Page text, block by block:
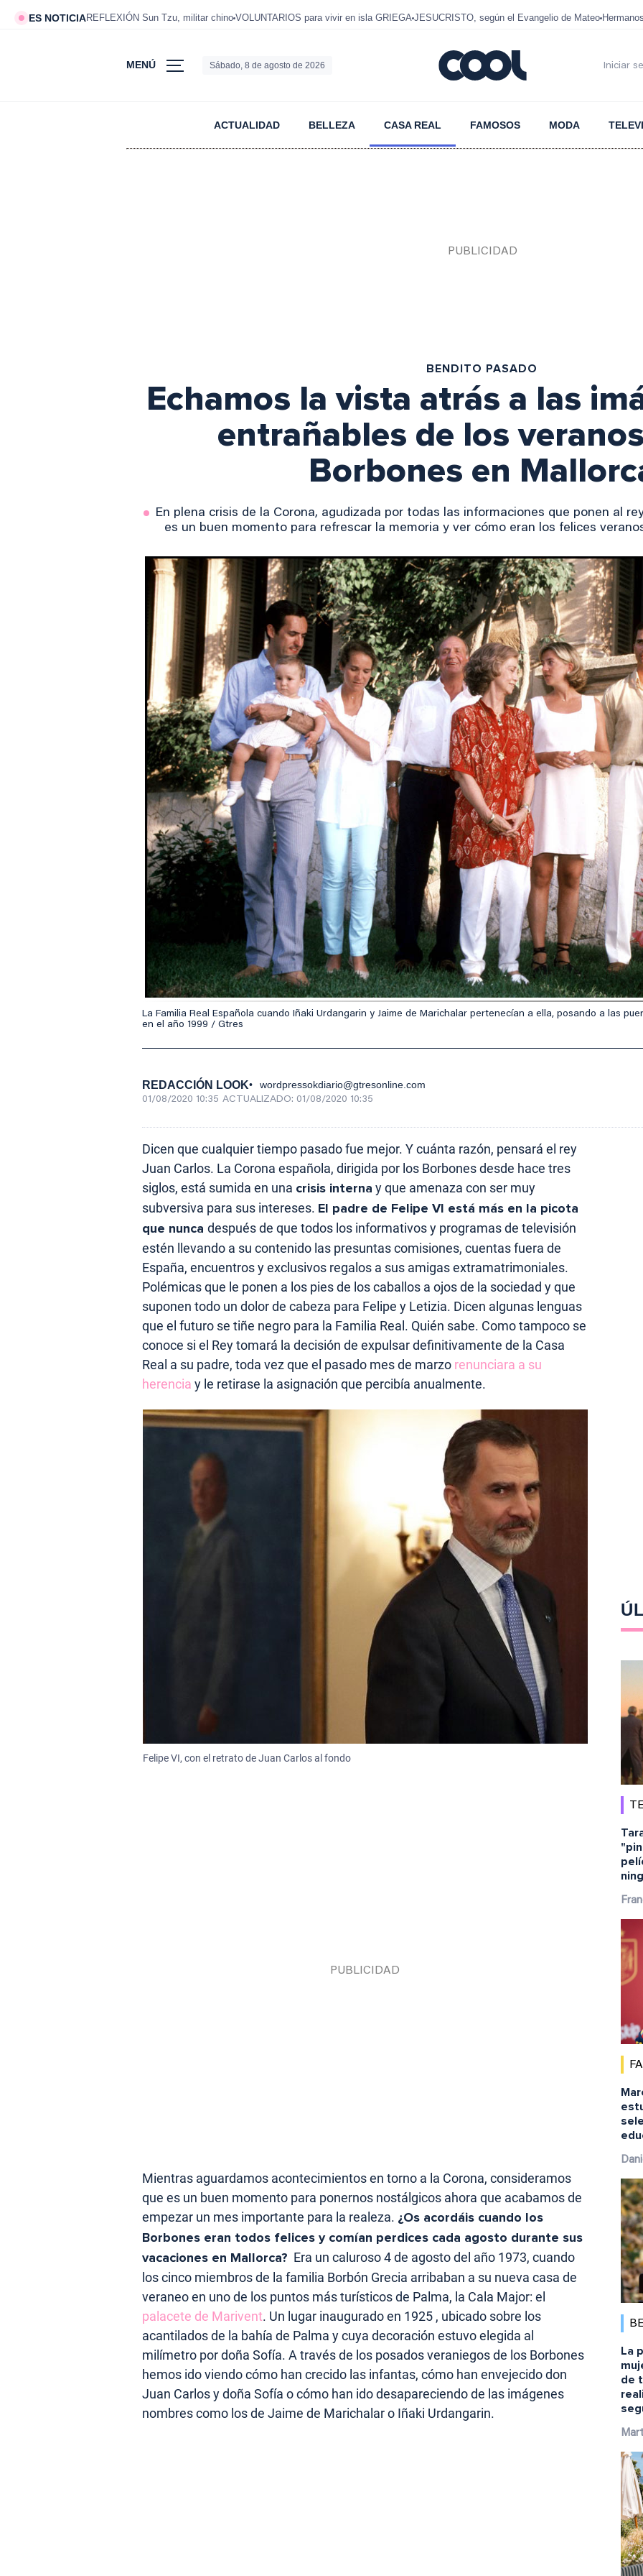
ES NOTICIAREFLEXIÓN Sun Tzu, militar chino VOLUNTARIOS para vivir en isla GRIEGA JESUCRISTO, según el Evangelio de Mateo
MENÚ Sábado, 8 de agosto de 2026 Iniciar
ACTUALIDAD BELLEZA CASA REAL FAMOSOS MODA
BENDITO PASADO
Echamos la vista atrás a las
entrañables de los
Borbones en
En plena crisis de la Corona, agudizada por todas las informaciones que ponen al
es un buen momento para refrescar la memoria y ver cómo eran los felices
La Familia Real Española cuando Iñaki Urdangarin y Jaime de Marichalar pertenecían a ella, posando a las
en el año 1999 / Gtres
REDACCIÓN LOOK wordpressokdiario@gtresonline.com
01/08/2020 10:35 ACTUALIZADO: 01/08/2020 10:35
Dicen que cualquier tiempo pasado fue mejor. Y cuánta razón, pensará el rey
Juan Carlos. La Corona española, dirigida por los Borbones desde hace tres
siglos, está sumida en una crisis interna y que amenaza con ser muy
subversiva para sus intereses. El padre de Felipe VI está más en la picota
que nunca después de que todos los informativos y programas de televisión
estén llevando a su contenido las presuntas comisiones, cuentas fuera de
España, encuentros y exclusivos regalos a sus amigas extramatrimoniales.
Polémicas que le ponen a los pies de los caballos a ojos de la sociedad y que
suponen todo un dolor de cabeza para Felipe y Letizia. Dicen algunas lenguas
que el futuro se tiñe negro para la Familia Real. Quién sabe. Como tampoco se
conoce si el Rey tomará la decisión de expulsar definitivamente de la Casa
Real a su padre, toda vez que el pasado mes de marzo renunciara a su
herencia y le retirase la asignación que percibía anualmente.
Felipe VI, con el retrato de Juan Carlos al fondo
Mientras aguardamos acontecimientos en torno a la Corona, consideramos
que es un buen momento para ponernos nostálgicos ahora que acabamos de
empezar un mes importante para la realeza. ¿Os acordáis cuando los
Borbones eran todos felices y comían perdices cada agosto durante sus
vacaciones en Mallorca? Era un caluroso 4 de agosto del año 1973, cuando
los cinco miembros de la familia Borbón Grecia arribaban a su nueva casa de
veraneo en uno de los puntos más turísticos de Palma, la Cala Major: el
palacete de Marivent. Un lugar inaugurado en 1925 , ubicado sobre los
acantilados de la bahía de Palma y cuya decoración estuvo elegida al
milímetro por doña Sofía. A través de los posados veraniegos de los Borbones
hemos ido viendo cómo han crecido las infantas, cómo han envejecido don
Juan Carlos y doña Sofía o cómo han ido desapareciendo de las imágenes
nombres como los de Jaime de Marichalar o Iñaki Urdangarin.
La
de